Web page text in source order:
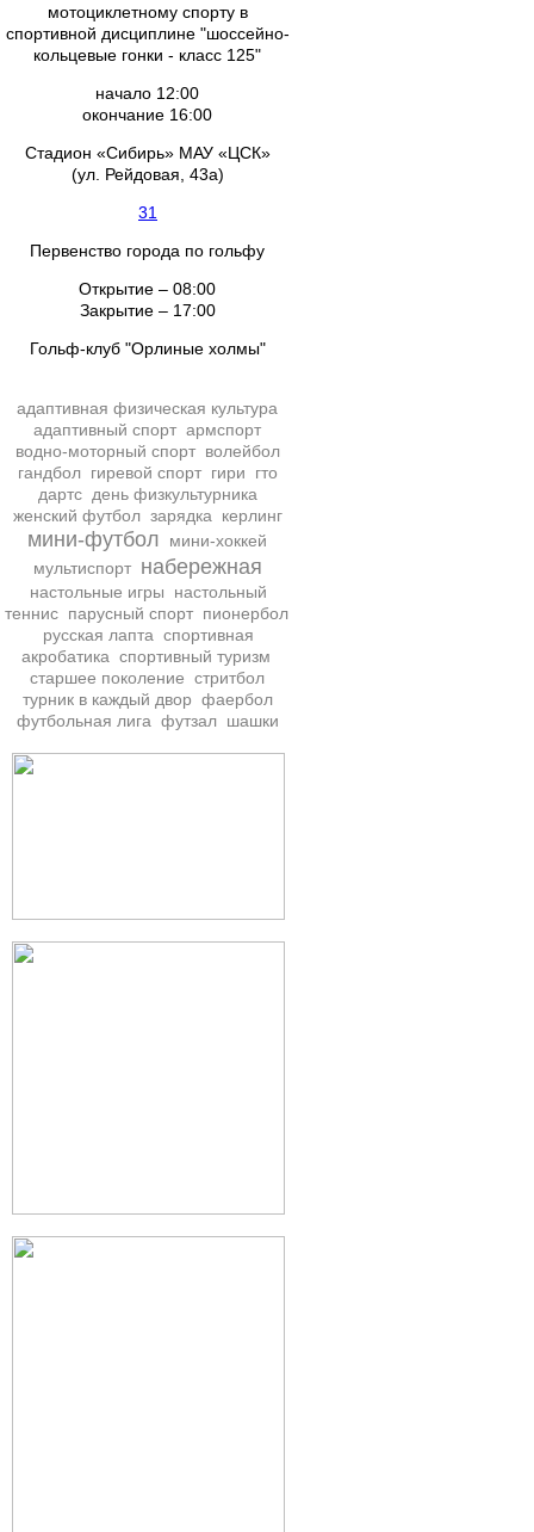
мотоциклетному спорту в
спортивной дисциплине "шоссейно-
кольцевые гонки - класс 125"
начало 12:00
окончание 16:00
Стадион «Сибирь» МАУ «ЦСК»
(ул. Рейдовая, 43а)
31
Первенство города по гольфу
Открытие – 08:00
Закрытие – 17:00
Гольф-клуб "Орлиные холмы"
адаптивная физическая культура
адаптивный спорт армспорт
водно-моторный спорт волейбол
гандбол гиревой спорт гири
гто
дартс день физкультурника
женский футбол зарядка керлинг
мини-футбол
мини-хоккей
мультиспорт набережная
настольные игры
настольный
теннис парусный спорт пионербол
русская лапта спортивная
акробатика спортивный туризм
старшее поколение стритбол
турник в каждый двор фаербол
футбольная лига футзал шашки